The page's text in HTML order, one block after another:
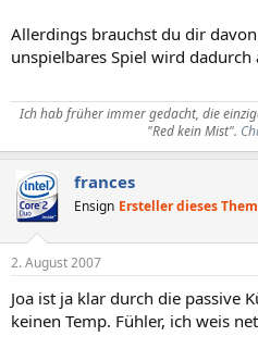
Allerdings brauchst du dir
unspielbares Spiel wird dadurch
Ich hab früher immer gedacht, die
"Red kein Mist".
frances
Ensign Ersteller dieses
2. August 2007
Joa ist ja klar durch die passive
keinen Temp. Fühler, ich weis